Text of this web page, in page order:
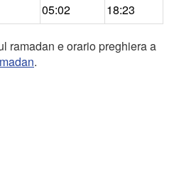
05:02 18:23
ramadan e orario preghiera a
.